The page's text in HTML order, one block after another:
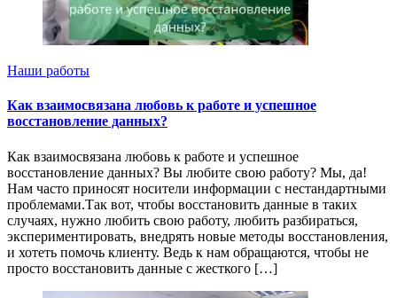
Наши работы
Как взаимосвязана любовь к работе и успешное
восстановление данных?
Как взаимосвязана любовь к работе и успешное
восстановление данных? Вы любите свою работу? Мы, да!
Нам часто приносят носители информации с нестандартными
проблемами.Так вот, чтобы восстановить данные в таких
случаях, нужно любить свою работу, любить разбираться,
экспериментировать, внедрять новые методы восстановления,
и хотеть помочь клиенту. Ведь к нам обращаются, чтобы не
просто восстановить данные с жесткого […]